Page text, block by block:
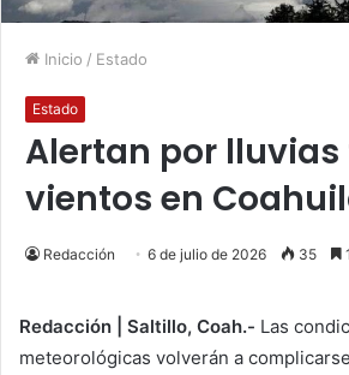
Inicio / Estado
Estado
Alertan por
vientos en
Redacción 6 de julio de 2026 35
Redacción | Saltillo, Coah.- Las
meteorológicas volverán a